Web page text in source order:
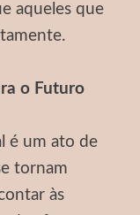
aqueles que
o Futuro
é um ato de
tornam
às